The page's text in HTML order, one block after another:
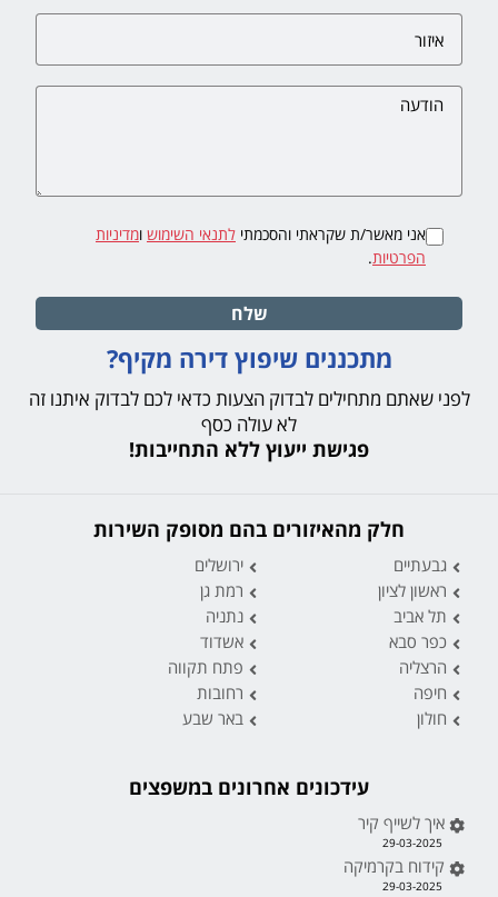
אני מאשר/ת שקראתי והסכמתי לתנאי השימוש ומדיניות
הפרטיות.
שלח
מתכננים שיפוץ דירה מקיף?
לפני שאתם מתחילים לבדוק הצעות כדאי לכם לבדוק איתנו זה
לא עולה כסף
פגישת ייעוץ ללא התחייבות!
חלק מהאיזורים בהם מסופק השירות
גבעתיים
ירושלים
ראשון לציון
רמת גן
תל אביב
נתניה
כפר סבא
אשדוד
הרצליה
פתח תקווה
חיפה
רחובות
חולון
באר שבע
עידכונים אחרונים במשפצים
איך לשייף קיר
29-03-2025
קידוח בקרמיקה
29-03-2025